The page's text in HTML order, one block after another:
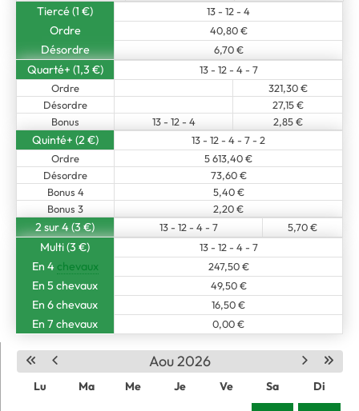
Aou 2026
Lu Ma Me Je Ve Sa
Di
Tiercé (1 €) 13 - 12 - 4
Ordre 40,80 €
Désordre 6,70 €
Quarté+ (1,3 €)
13 - 12 - 4 - 7
Ordre
321,30 €
Désordre
27,15 €
Bonus
13 - 12 - 4 2,85 €
Quinté+ (2 €)
13 - 12 - 4 - 7 - 2
Ordre
5 613,40 €
Désordre
73,60 €
Bonus 4
5,40 €
Bonus 3
2,20 €
2 sur 4 (3 €) 13 - 12 - 4 - 7 5,70 €
Multi (3 €) 13 - 12 - 4 - 7
En 4 chevaux 247,50 €
En 5 chevaux 49,50 €
En 6 chevaux 16,50 €
En 7 chevaux 0,00 €